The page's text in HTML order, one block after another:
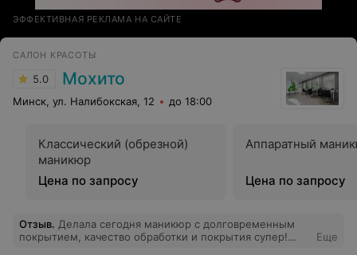
ЭФФЕКТИВНАЯ РЕКЛАМА НА САЙТЕ
САЛОН КРАСОТЫ
5.0 Мохито
Минск, ул. Налибокская, 12 до 18:00
Классический (обрезной)
маникюр
Цена по запросу
Аппаратный
Цена по запросу
Отзыв. Делала сегодня маникюр с долговременным
покрытием, качество обработки и покрытия супер!
Еще